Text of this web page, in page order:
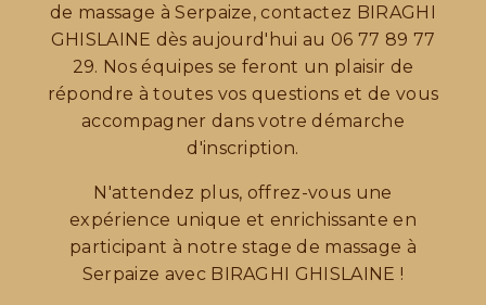
de massage à Serpaize, contactez BIRAGHI
GHISLAINE dès aujourd'hui au 06 77 89 77
29. Nos équipes se feront un plaisir de
répondre à toutes vos questions et de vous
accompagner dans votre démarche
d'inscription.
N'attendez plus, offrez-vous une
expérience unique et enrichissante en
participant à notre stage de massage à
Serpaize avec BIRAGHI GHISLAINE !